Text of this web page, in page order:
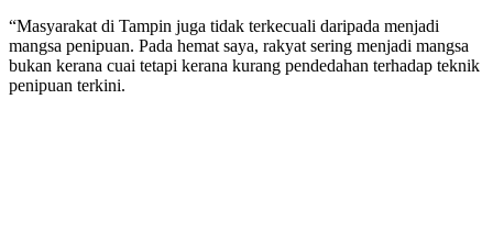
“Masyarakat di Tampin juga tidak terkecuali daripada menjadi
mangsa penipuan. Pada hemat saya, rakyat sering menjadi mangsa
bukan kerana cuai tetapi kerana kurang pendedahan terhadap teknik
penipuan terkini.